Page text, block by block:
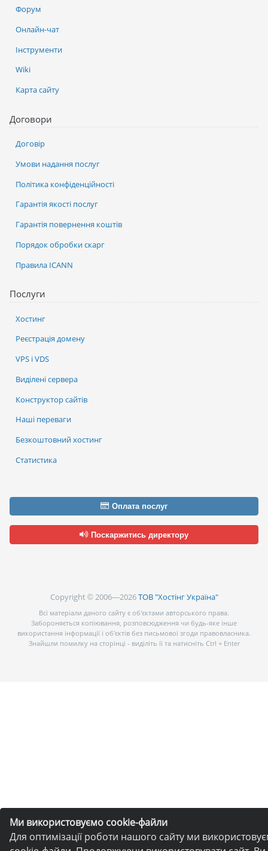
Ми використовуємо cookie-файли
Для оптимізації роботи нашого сайту ми
Послуги
Хостинг
Реєстрація домену
VPS і VDS
Виділені сервера
Конструктор сайтів
Наші переваги
Безкоштовний хостинг
Статистика
Форум
Онлайн-чат
Інструменти
Wiki
Карта сайту
Договори
Договір
Умови надання послуг
Політика конфіденційності
Гарантія якості послуг
Гарантія повернення коштів
Порядок обробки скарг
Правила ICANN
Оплата послуг
Поскаржитись директору
Copyright © 2006—2026ТОВ "Хостінг Україна"
Всі матеріали даного сайту є об’єктами авторського права.
Забороняється копіювання, розповсюдження чи будь-яке інше
використання інформації і об’єктів без письмової згоди правовласника.
Знайшли помилку на сторінці - виділіть її та натисніть Ctrl + Enter